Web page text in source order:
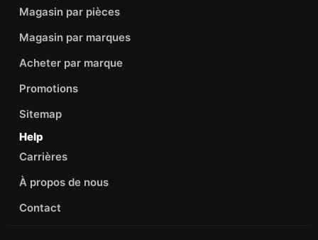
Magasin par pièces
Magasin par marques
Acheter par marque
Promotions
Sitemap
Help
Carrières
À propos de nous
Contact